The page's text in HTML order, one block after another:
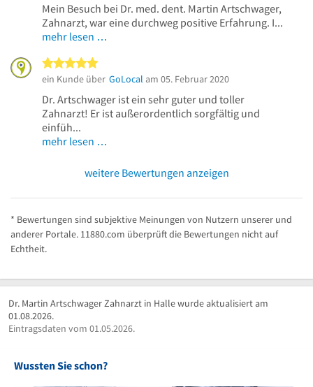
Mein Besuch bei Dr. med. dent. Martin Artschwager,
Zahnarzt, war eine durchweg positive Erfahrung. I...
mehr lesen …
ein Kunde über GoLocal am 05. Februar 2020
Dr. Artschwager ist ein sehr guter und toller
Zahnarzt! Er ist außerordentlich sorgfältig und
einfüh...
mehr lesen …
weitere Bewertungen anzeigen
* Bewertungen sind subjektive Meinungen von Nutzern unserer und
anderer Portale. 11880.com überprüft die Bewertungen nicht auf
Echtheit.
Dr. Martin Artschwager Zahnarzt in Halle wurde aktualisiert am
01.08.2026.
Eintragsdaten vom 01.05.2026.
Wussten Sie schon?